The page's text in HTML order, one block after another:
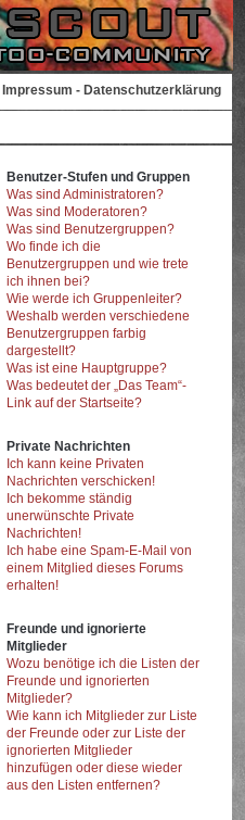
Impressum - Datenschutzerklärung
Benutzer-Stufen und Gruppen
Was sind Administratoren?
Was sind Moderatoren?
Was sind Benutzergruppen?
Wo finde ich die
Benutzergruppen und wie trete
ich ihnen bei?
Wie werde ich Gruppenleiter?
Weshalb werden verschiedene
Benutzergruppen farbig
dargestellt?
Was ist eine Hauptgruppe?
Was bedeutet der „Das Team“-
Link auf der Startseite?
Private Nachrichten
Ich kann keine Privaten
Nachrichten verschicken!
Ich bekomme ständig
unerwünschte Private
Nachrichten!
Ich habe eine Spam-E-Mail von
einem Mitglied dieses Forums
erhalten!
Freunde und ignorierte
Mitglieder
Wozu benötige ich die Listen der
Freunde und ignorierten
Mitglieder?
Wie kann ich Mitglieder zur Liste
der Freunde oder zur Liste der
ignorierten Mitglieder
hinzufügen oder diese wieder
aus den Listen entfernen?